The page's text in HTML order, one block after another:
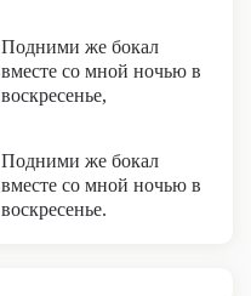
Подними же бокал
вместе со мной ночью в
воскресенье,
Подними же бокал
вместе со мной ночью в
воскресенье.